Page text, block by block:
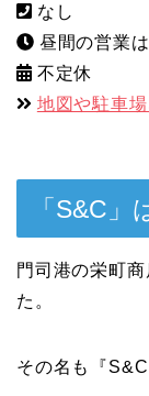
なし
昼間の営業
不定休
地図や駐車
「S&C
門司港の栄町
た。
その名も『S&C